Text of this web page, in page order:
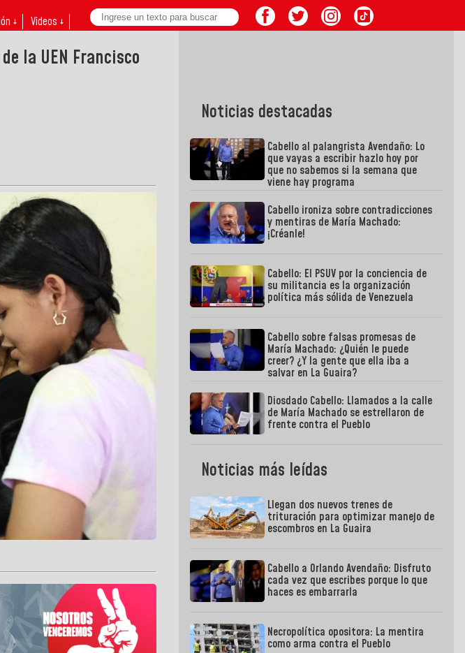
↓ Videos ↓
la UEN Francisco
Noticias destacadas
Cabello al palangrista Avendaño: Lo
que vayas a escribir hazlo hoy por
que no sabemos si la semana que
viene hay programa
Cabello ironiza sobre contradicciones
y mentiras de María Machado:
¡Créanle!
Cabello: El PSUV por la conciencia de
su militancia es la organización
política más sólida de Venezuela
Cabello sobre falsas promesas de
María Machado: ¿Quién le puede
creer? ¿Y la gente que ella iba a
salvar en La Guaira?
Diosdado Cabello: Llamados a la calle
de María Machado se estrellaron de
frente contra el Pueblo
Noticias más leídas
Llegan dos nuevos trenes de
trituración para optimizar manejo de
escombros en La Guaira
Cabello a Orlando Avendaño: Disfruto
cada vez que escribes porque lo que
haces es embarrarla
Necropolítica opositora: La mentira
como arma contra el Pueblo